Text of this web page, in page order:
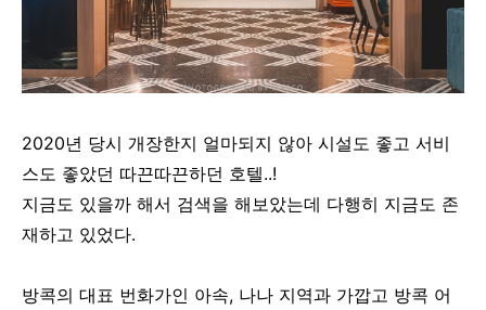
2020년 당시 개장한지 얼마되지 않아 시설도 좋고 서비
스도 좋았던 따끈따끈하던 호텔..!
지금도 있을까 해서 검색을 해보았는데 다행히 지금도 존
재하고 있었다.
방콕의 대표 번화가인 아속, 나나 지역과 가깝고 방콕 어